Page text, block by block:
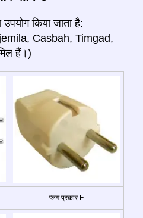
उपयोग किया जाता है:
Casbah, Timgad,
हैं।)
प्लग प्रकार F